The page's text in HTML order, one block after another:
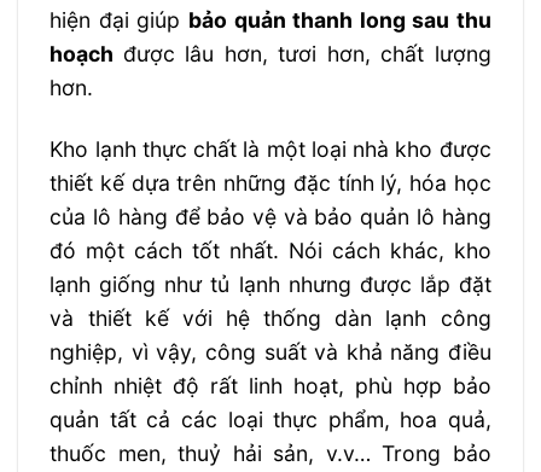
hiện đại giúp bảo quản thanh long sau thu
hoạch được lâu hơn, tươi hơn, chất lượng
hơn.
Kho lạnh thực chất là một loại nhà kho được
thiết kế dựa trên những đặc tính lý, hóa học
của lô hàng để bảo vệ và bảo quản lô hàng
đó một cách tốt nhất. Nói cách khác, kho
lạnh giống như tủ lạnh nhưng được lắp đặt
và thiết kế với hệ thống dàn lạnh công
nghiệp, vì vậy, công suất và khả năng điều
chỉnh nhiệt độ rất linh hoạt, phù hợp bảo
quản tất cả các loại thực phẩm, hoa quả,
thuốc men, thuỷ hải sản, v.v… Trong bảo